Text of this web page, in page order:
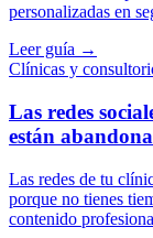
personalizadas en
Leer guía →
Clínicas y
Las redes
están
Las redes de tu
porque no tienes
contenido